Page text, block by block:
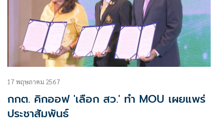
17 พฤษภาคม 2567
กกต. คิกออฟ 'เลือก สว.' ทำ MOU เผยแพร่
ประชาสัมพันธ์